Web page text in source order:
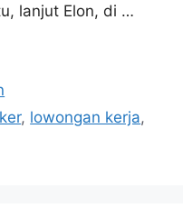
lanjut Elon, di …
, lowongan kerja,